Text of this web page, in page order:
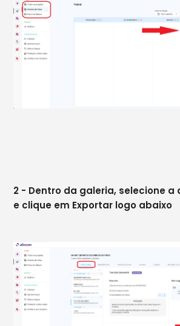
2 - Dentro da galeria, selecione a
e clique em Exportar logo abaixo